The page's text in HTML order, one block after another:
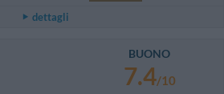
dettagli
BUONO
7.4/10